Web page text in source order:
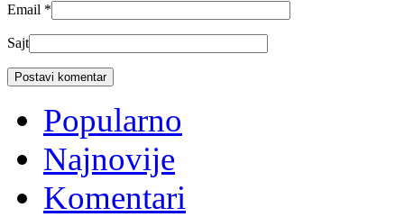
Email *
Sajt
Popularno
Najnovije
Komentari